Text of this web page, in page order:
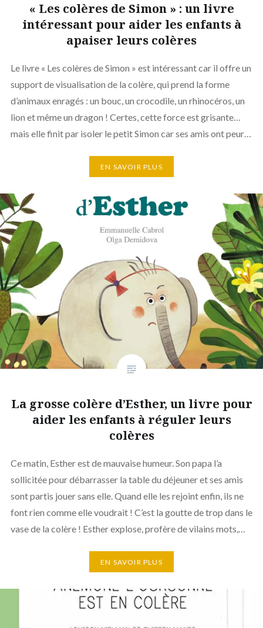
« Les colères de Simon » : un livre
intéressant pour aider les enfants à
apaiser leurs colères
Le livre « Les colères de Simon » est intéressant car il offre un
support de visualisation de la colère, qui prend la forme
d’animaux enragés : un bouc, un crocodile, un rhinocéros, un
lion et même un dragon ! Certes, cette force est grisante…
mais elle finit par isoler le petit Simon car ses amis ont peur…
EN SAVOIR PLUS
La grosse colère d’Esther, un livre pour
aider les enfants à réguler leurs
colères
Ce matin, Esther est de mauvaise humeur. Son papa l’a
sollicitée pour débarrasser la table du déjeuner et ses amis
sont partis jouer sans elle. Quand elle les rejoint enfin, ils ne
font rien comme elle voudrait ! C’est la goutte de trop dans le
vase de la colère ! Esther explose, profère de vilains mots,…
EN SAVOIR PLUS